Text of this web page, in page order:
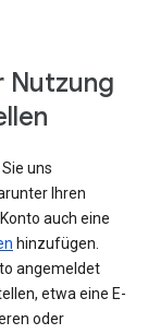
Nutzung
uns
Ihren
auch eine
hinzufügen.
angemeldet
etwa eine E-
oder